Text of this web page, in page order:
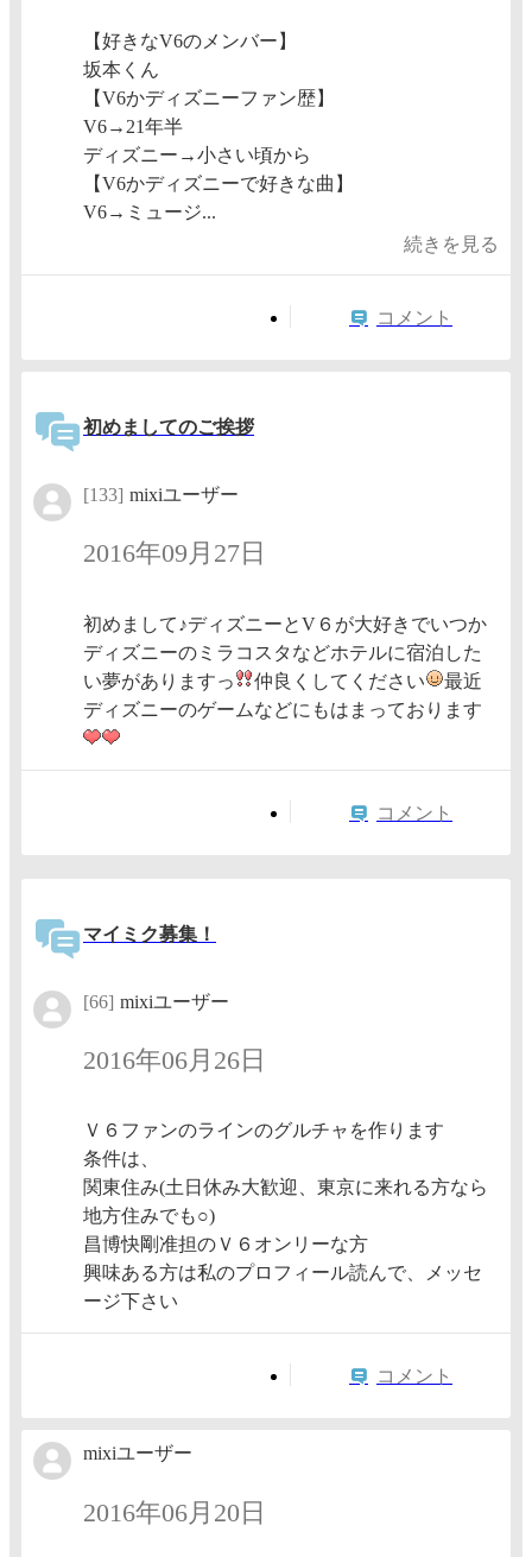
【好きなV6のメンバー】
坂本くん
【V6かディズニーファン歴】
V6→21年半
ディズニー→小さい頃から
【V6かディズニーで好きな曲】
V6→ミュージ...
続きを見る
コメント
初めましてのご挨拶
[133] mixiユーザー
2016年09月27日
初めまして♪ディズニーとV６が大好きでいつか
ディズニーのミラコスタなどホテルに宿泊した
い夢がありますっ
仲良くしてください
最近
ディズニーのゲームなどにもはまっております
コメント
マイミク募集！
[66] mixiユーザー
2016年06月26日
Ｖ６ファンのラインのグルチャを作ります
条件は、
関東住み(土日休み大歓迎、東京に来れる方なら
地方住みでも○)
昌博快剛准担のＶ６オンリーな方
興味ある方は私のプロフィール読んで、メッセ
ージ下さい
コメント
mixiユーザー
2016年06月20日